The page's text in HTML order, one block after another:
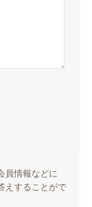
員情報などに
えすることがで